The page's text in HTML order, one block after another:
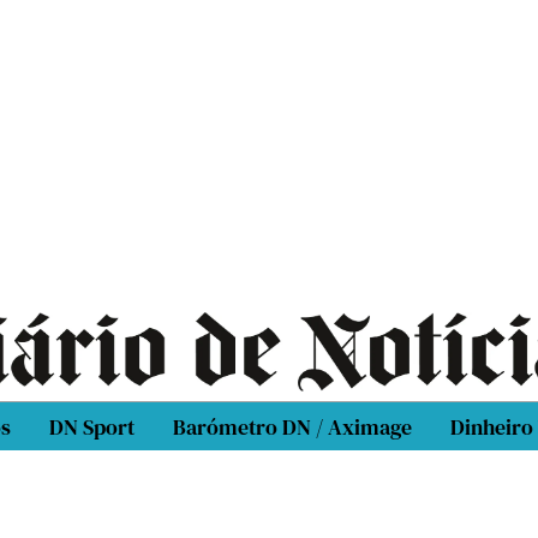
DN Sport Barómetro DN / Aximage Dinheiro